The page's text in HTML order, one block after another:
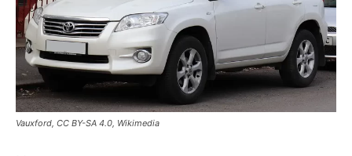
Vauxford, CC BY-SA 4.0, Wikimedia